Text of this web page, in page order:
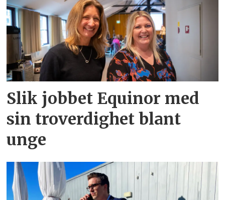
Slik jobbet Equinor med
sin troverdighet blant
unge